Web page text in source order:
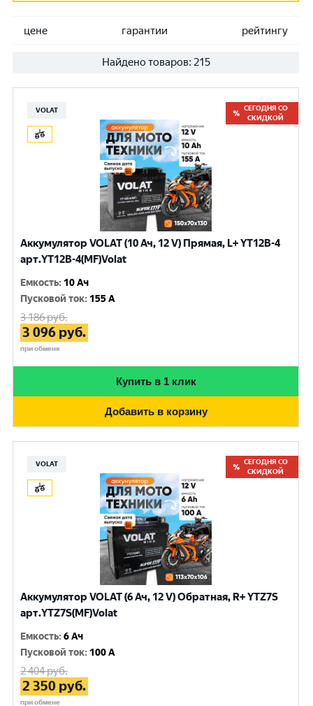
цене гарантии рейтингу
Найдено товаров: 215
VOLAT
СЕГОДНЯ СО
СКИДКОЙ
Аккумулятор VOLAT (10 Ач, 12 V) Прямая, L+ YT12B-4
арт.YT12B-4(MF)Volat
Емкость: 10 Ач
Пусковой ток: 155 A
3 186руб.
3 096 руб.
при обмене
Купить в 1 клик
Добавить в корзину
VOLAT
СЕГОДНЯ СО
СКИДКОЙ
Аккумулятор VOLAT (6 Ач, 12 V) Обратная, R+ YTZ7S
арт.YTZ7S(MF)Volat
Емкость:6 Ач
Пусковой ток: 100 A
2 404руб.
2 350 руб.
при обмене